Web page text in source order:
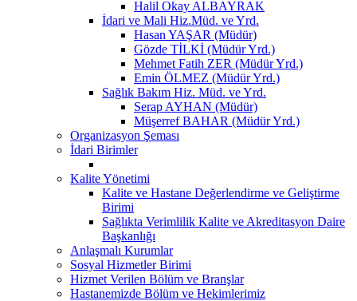
Halil Okay ALBAYRAK
İdari ve Mali Hiz.Müd. ve Yrd.
Hasan YAŞAR (Müdür)
Gözde TİLKİ (Müdür Yrd.)
Mehmet Fatih ZER (Müdür Yrd.)
Emin ÖLMEZ (Müdür Yrd.)
Sağlık Bakım Hiz. Müd. ve Yrd.
Serap AYHAN (Müdür)
Müşerref BAHAR (Müdür Yrd.)
Organizasyon Şeması
İdari Birimler
Kalite Yönetimi
Kalite ve Hastane Değerlendirme ve Geliştirme
Birimi
Sağlıkta Verimlilik Kalite ve Akreditasyon Daire
Başkanlığı
Anlaşmalı Kurumlar
Sosyal Hizmetler Birimi
Hizmet Verilen Bölüm ve Branşlar
Hastanemizde Bölüm ve Hekimlerimiz